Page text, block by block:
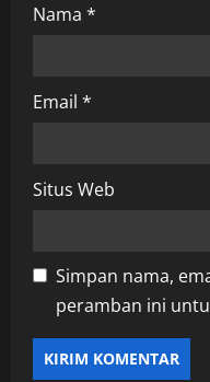
Nama *
Email *
Situs Web
Simpan nama,
peramban ini